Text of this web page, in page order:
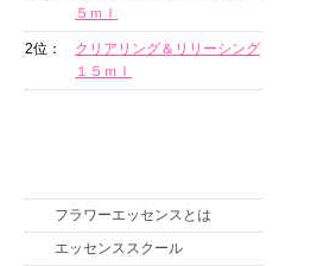
５ｍｌ
2位：
クリアリング＆リリーシング
１５ｍｌ
フラワーエッセンスとは
エッセンススクール